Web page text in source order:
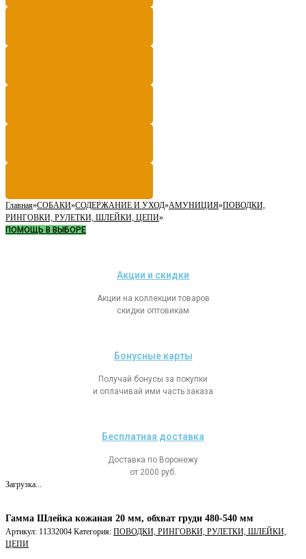
Главная»СОБАКИ»СОДЕРЖАНИЕ И УХОД»АМУНИЦИЯ»ПОВОДКИ,
РИНГОВКИ, РУЛЕТКИ, ШЛЕЙКИ, ЦЕПИ»
ПОМОЩЬ В ВЫБОРЕ
Акции и скидки
Акции на коллекции товаров
скидки оптовикам
Бонусные карты
Получай бонусы за покупки
и оплачивай ими часть заказа
Бесплатная доставка
Доставка по Воронежу
от 2000 руб.
Загрузка...
Гамма Шлейка кожаная 20 мм, обхват груди 480-540 мм
Артикул: 11332004 Категория: ПОВОДКИ, РИНГОВКИ, РУЛЕТКИ, ШЛЕЙКИ,
ЦЕПИ